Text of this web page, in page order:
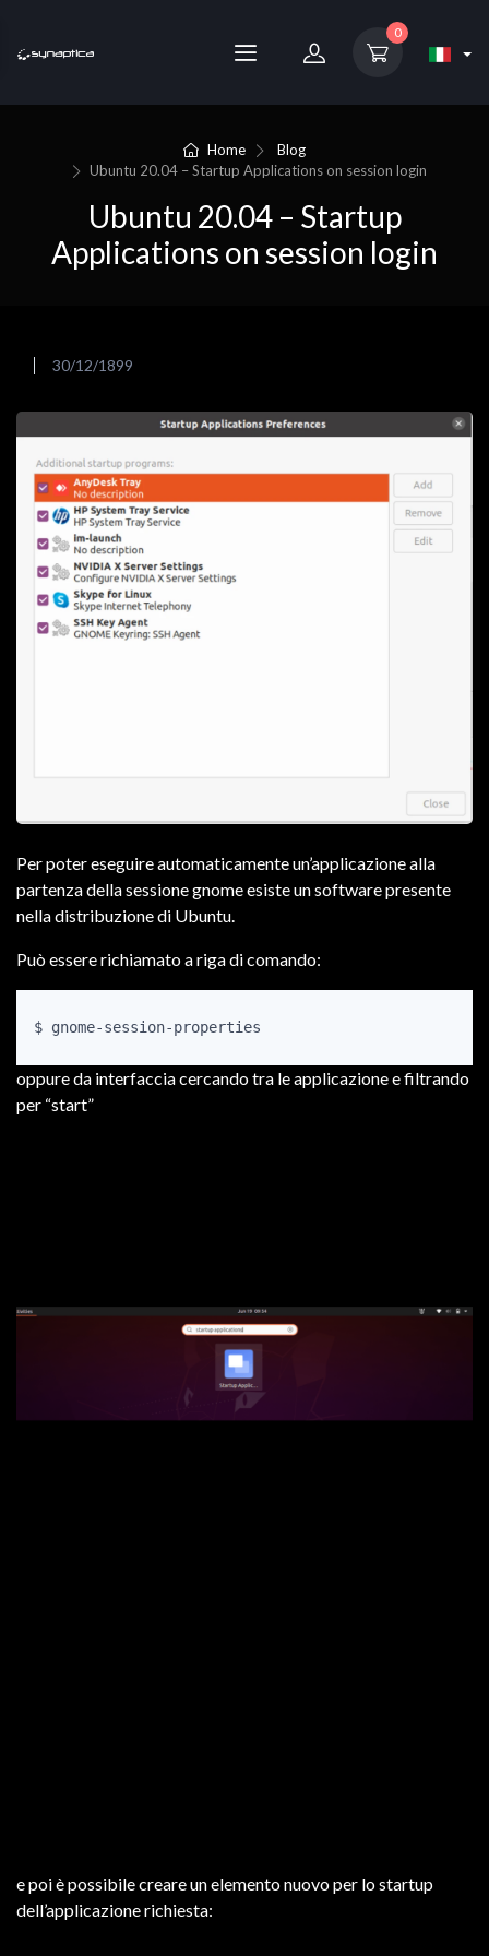
0
Home
Blog
Ubuntu 20.04 – Startup Applications on session login
Ubuntu 20.04 – Startup
Applications on session login
30/12/1899
Per poter eseguire automaticamente un’applicazione alla
partenza della sessione gnome esiste un software presente
nella distribuzione di Ubuntu.
Può essere richiamato a riga di comando:
$ gnome-session-properties
oppure da interfaccia cercando tra le applicazione e filtrando
per “start”
e poi è possibile creare un elemento nuovo per lo startup
dell’applicazione richiesta: